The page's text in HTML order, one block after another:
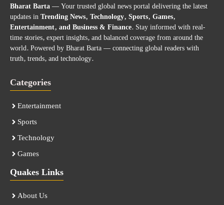
Bharat Barta— Your trusted global news portal delivering the latest
updates inTrending News, Technology, Sports, Games,
Entertainment, and Business & Finance. Stay informed with real-
time stories, expert insights, and balanced coverage from around the
world. Powered by Bharat Barta — connecting global readers with
truth, trends, and technology.
Categories
Entertainment
Sports
Technology
Games
Quakes Links
About Us